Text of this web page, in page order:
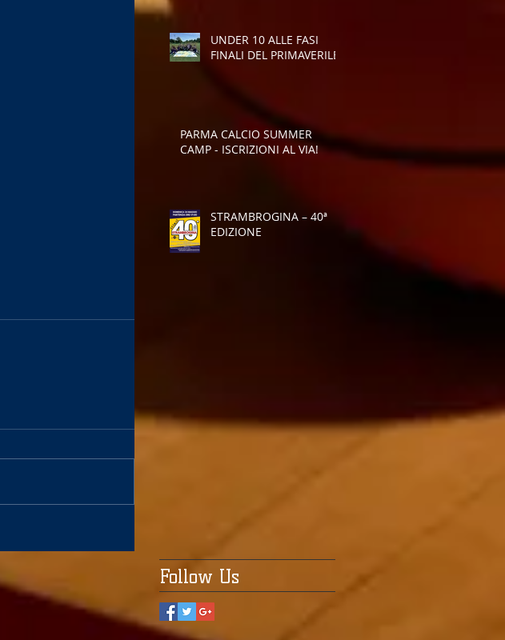
UNDER 10 ALLE FASI
FINALI DEL PRIMAVERILE
PARMA CALCIO SUMMER
CAMP - ISCRIZIONI AL VIA!
STRAMBROGINA – 40ª
EDIZIONE
Follow Us